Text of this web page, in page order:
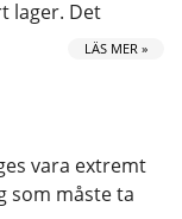
lager. Det
LÄS MER »
vara extremt
som måste ta